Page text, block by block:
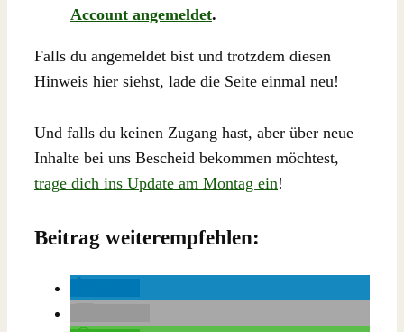
Account angemeldet.
Falls du angemeldet bist und trotzdem diesen
Hinweis hier siehst, lade die Seite einmal neu!
Und falls du keinen Zugang hast, aber über neue
Inhalte bei uns Bescheid bekommen möchtest,
trage dich ins Update am Montag ein!
Beitrag weiterempfehlen: